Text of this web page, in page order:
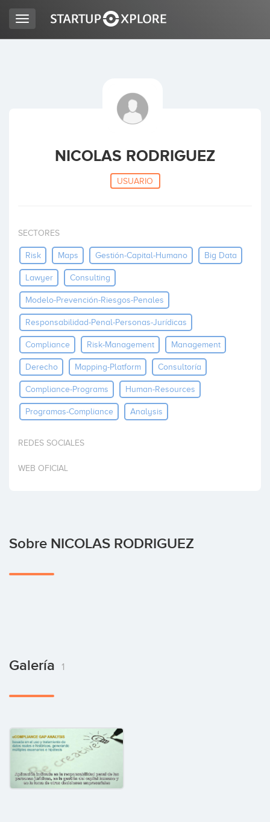
Inicio
Invertir
Toggle
navigation
NICOLAS RODRIGUEZ
USUARIO
SECTORES
Risk Maps Gestión-Capital-Humano Big Data
Lawyer Consulting
Modelo-Prevención-Riesgos-Penales
Responsabilidad-Penal-Personas-Jurídicas
Compliance Risk-Management Management
Derecho Mapping-Platform Consultoría
Compliance-Programs Human-Resources
Programas-Compliance Analysis
REDES SOCIALES
WEB OFICIAL
Sobre NICOLAS RODRIGUEZ
Galería 1